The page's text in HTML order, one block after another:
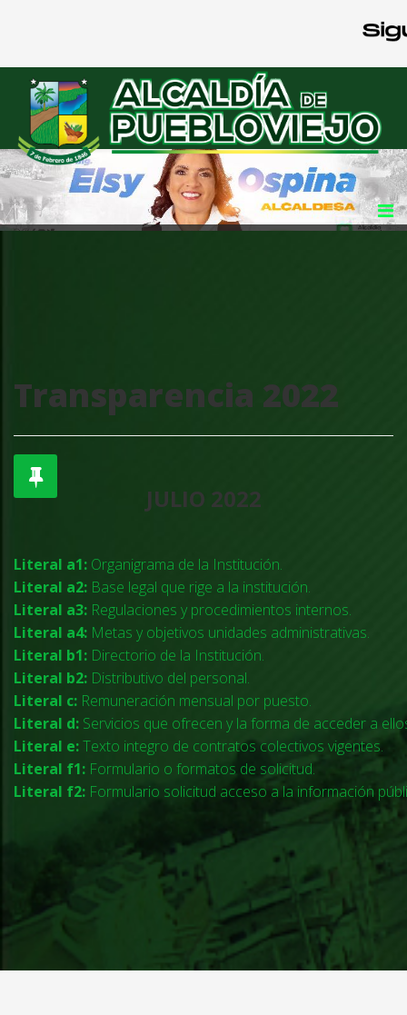
Transparencia 2022
JULIO 2022
Literal a1: Organigrama de la Institución.
Literal a2: Base legal que rige a la institución.
Literal a3: Regulaciones y procedimientos internos.
Literal a4: Metas y objetivos unidades administrativas.
Literal b1: Directorio de la Institución.
Literal b2: Distributivo del personal.
Literal c: Remuneración mensual por puesto.
Literal d: Servicios que ofrecen y la forma de acceder a
Literal e:Texto integro de contratos colectivos vigentes.
Literal f1: Formulario o formatos de solicitud.
Literal f2: Formulario solicitud acceso a la información